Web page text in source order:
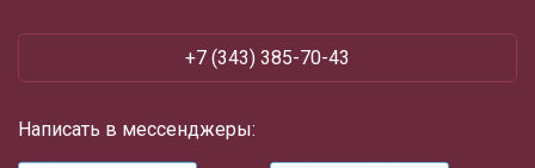
+7 (343) 385-70-43
Написать в мессенджеры: